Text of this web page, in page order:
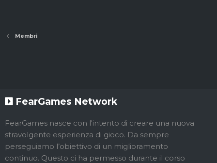
Membri
FearGames Network
FearGames nasce con l'intento di creare una nuova
stravolgente esperienza di gioco. Da sempre
perseguiamo l’obiettivo di un miglioramento
continuo. Questo ci ha permesso durante il corso